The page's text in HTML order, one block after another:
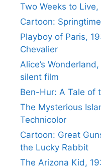
Two Weeks to Live,
Cartoon:
Playboy of Paris,
Chevalier
Alice’s
silent film
Ben-Hur: A Tale of
The Mysterious
Technicolor
Cartoon: Great
the Lucky Rabbit
The Arizona Kid,